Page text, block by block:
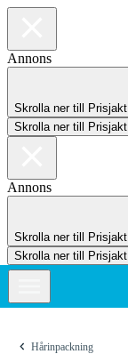
Annons
Skrolla ner till Prisjakt
Skrolla ner till Prisjakt
Annons
Skrolla ner till Prisjakt
Skrolla ner till Prisjakt
Hårinpackning